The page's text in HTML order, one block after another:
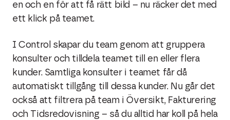
en och en för att få rätt bild – nu räcker det med
ett klick på teamet.
I Control skapar du team genom att gruppera
konsulter och tilldela teamet till en eller flera
kunder. Samtliga konsulter i teamet får då
automatiskt tillgång till dessa kunder. Nu går det
också att filtrera på team i Översikt, Fakturering
och Tidsredovisning – så du alltid har koll på hela